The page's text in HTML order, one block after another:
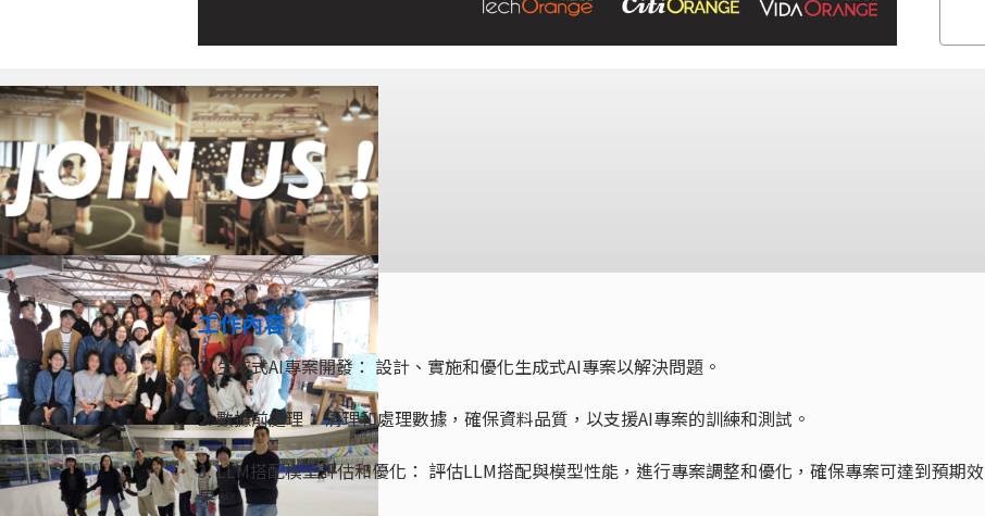
工作內容
1. 生成式AI專案開發： 設計、實施和優化生成式AI專案以解決問題。
2. 數據前處理： 清理和處理數據，確保資料品質，以支援AI專案的訓練和測試。
3. LLM搭配模型評估和優化： 評估LLM搭配與模型性能，進行專案調整和優化，確保專案可達到預期效
果。